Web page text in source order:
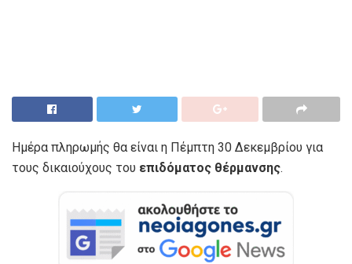
Ημέρα πληρωμής θα είναι η Πέμπτη 30 Δεκεμβρίου για
τους δικαιούχους του επιδόματος θέρμανσης.